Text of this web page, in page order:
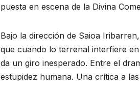
puesta en escena de la Divina
Bajo la dirección de Saioa
que cuando lo terrenal interfiere
da un giro inesperado. Entre el
estupidez humana. Una crítica a